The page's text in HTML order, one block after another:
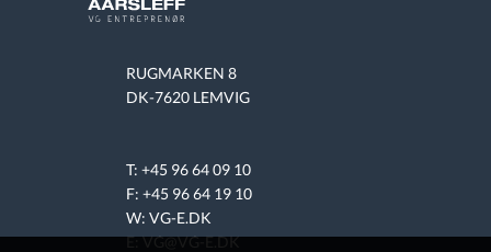
RUGMARKEN 8
DK-7620 LEMVIG
T: +45 96 64 09 10
F: +45 96 64 19 10
W: VG-E.DK
E: VG@VG-E.DK